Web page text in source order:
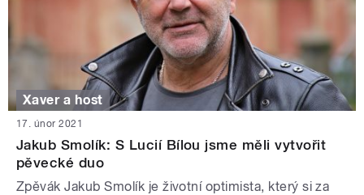
Xaver a host
17. únor 2021
Jakub Smolík: S Lucií Bílou jsme měli vytvořit
pěvecké duo
Zpěvák Jakub Smolík je životní optimista, který si za